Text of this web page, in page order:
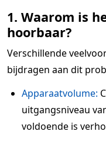
1. Waarom is
hoorbaar?
Verschillende
bijdragen aan dit
Apparaatvolume:
uitgangsniveau
voldoende is